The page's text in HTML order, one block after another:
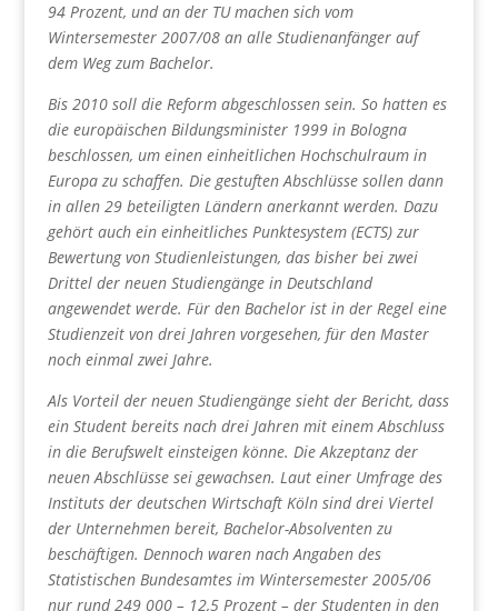
94 Prozent, und an der TU machen sich vom
Wintersemester 2007/08 an alle Studienanfänger auf
dem Weg zum Bachelor.
Bis 2010 soll die Reform abgeschlossen sein. So hatten es
die europäischen Bildungsminister 1999 in Bologna
beschlossen, um einen einheitlichen Hochschulraum in
Europa zu schaffen. Die gestuften Abschlüsse sollen dann
in allen 29 beteiligten Ländern anerkannt werden. Dazu
gehört auch ein einheitliches Punktesystem (ECTS) zur
Bewertung von Studienleistungen, das bisher bei zwei
Drittel der neuen Studiengänge in Deutschland
angewendet werde. Für den Bachelor ist in der Regel eine
Studienzeit von drei Jahren vorgesehen, für den Master
noch einmal zwei Jahre.
Als Vorteil der neuen Studiengänge sieht der Bericht, dass
ein Student bereits nach drei Jahren mit einem Abschluss
in die Berufswelt einsteigen könne. Die Akzeptanz der
neuen Abschlüsse sei gewachsen. Laut einer Umfrage des
Instituts der deutschen Wirtschaft Köln sind drei Viertel
der Unternehmen bereit, Bachelor-Absolventen zu
beschäftigen. Dennoch waren nach Angaben des
Statistischen Bundesamtes im Wintersemester 2005/06
nur rund 249 000 – 12,5 Prozent – der Studenten in den